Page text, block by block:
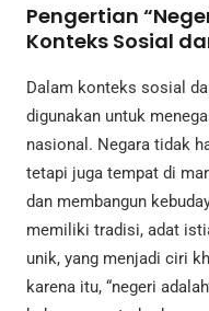
Pengertian
Konteks Sosial
Dalam konteks sosial
digunakan untuk
nasional. Negara tidak
tetapi juga tempat di
dan membangun
memiliki tradisi, adat
unik, yang menjadi ciri
karena itu, “negeri